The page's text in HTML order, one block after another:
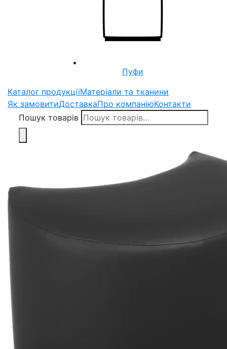
Пуфи
Каталог продукціїМатеріали та тканини
Як замовитиДоставкаПро компаніюКонтакти
Пошук товарів